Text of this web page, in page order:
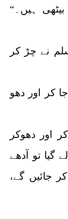
ہیں۔“
نے چڑ کر
کر اور دھو
اور دھوکر
گیا تو آدھے
جائیں گے،